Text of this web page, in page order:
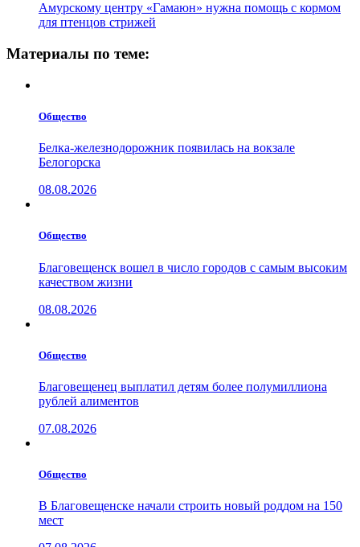
Амурскому центру «Гамаюн» нужна помощь с кормом
для птенцов стрижей
Материалы по теме:
Общество
Белка-железнодорожник появилась на вокзале
Белогорска
08.08.2026
Общество
Благовещенск вошел в число городов с самым высоким
качеством жизни
08.08.2026
Общество
Благовещенец выплатил детям более полумиллиона
рублей алиментов
07.08.2026
Общество
В Благовещенске начали строить новый роддом на 150
мест